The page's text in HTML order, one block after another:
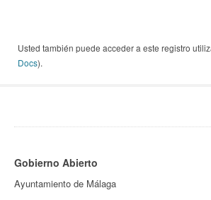
Usted también puede acceder a este registro
Docs).
Gobierno Abierto
Ayuntamiento de Málaga